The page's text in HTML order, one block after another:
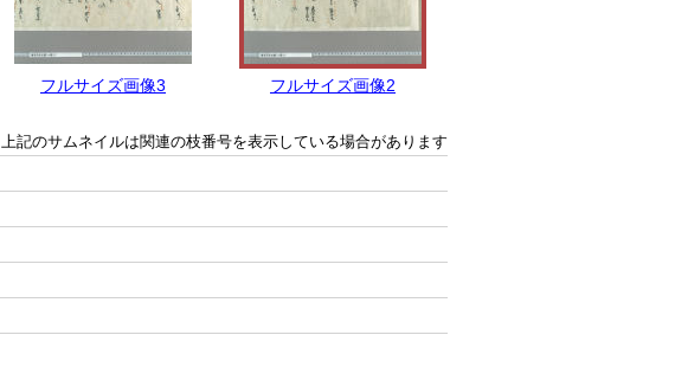
フルサイズ画像3 フルサイズ画像2
上記のサムネイルは関連の枝番号を表示している場合があります